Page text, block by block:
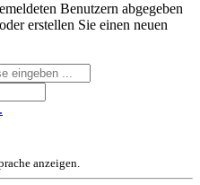
Benutzern abgegeben
erstellen Sie einen neuen
anzeigen.